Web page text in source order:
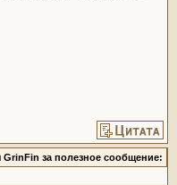
GrinFin за полезное сообщение: